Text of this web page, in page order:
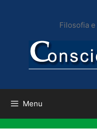
conteúdo
Filosofia
Menu